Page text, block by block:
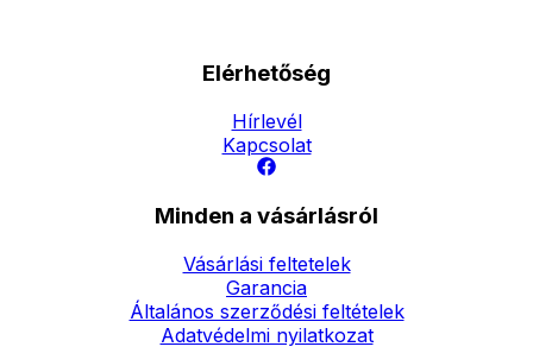
Elérhetőség
Hírlevél
Kapcsolat
Minden a vásárlásról
Vásárlási feltetelek
Garancia
Általános szerződési feltételek
Adatvédelmi nyilatkozat